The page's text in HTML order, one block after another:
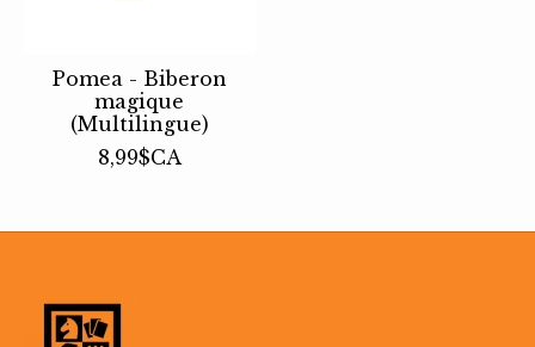
Pomea - Biberon
magique
(Multilingue)
8,99$CA